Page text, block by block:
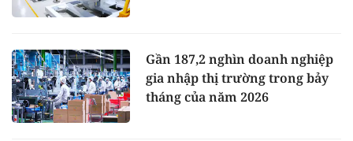
Gần 187,2 nghìn doanh nghiệp
gia nhập thị trường trong bảy
tháng của năm 2026